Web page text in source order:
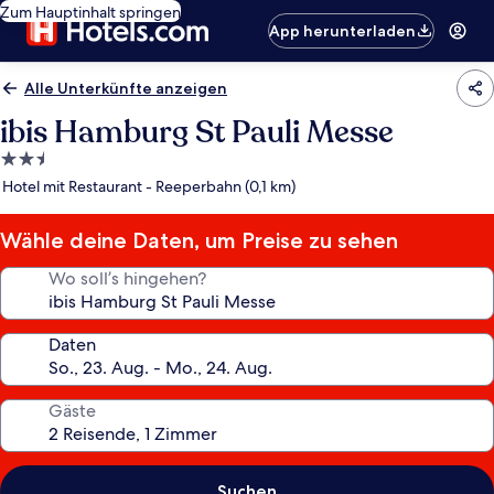
Zum Hauptinhalt springen
App herunterladen
Alle Unterkünfte anzeigen
ibis Hamburg St Pauli Messe
2.5-
Sterne-
Hotel mit Restaurant - Reeperbahn (0,1 km)
Wähle deine Daten, um Preise zu sehen
Wo soll’s hingehen?
Daten
Gäste